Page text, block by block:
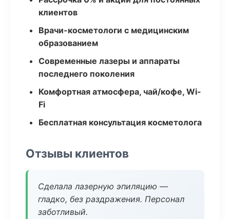
клиентов
Врачи-косметологи с медицинским
образованием
Современные лазеры и аппараты
последнего поколения
Комфортная атмосфера, чай/кофе, Wi-
Fi
Бесплатная консультация косметолога
Отзывы клиентов
Сделала лазерную эпиляцию —
гладко, без раздражения. Персонал
заботливый.